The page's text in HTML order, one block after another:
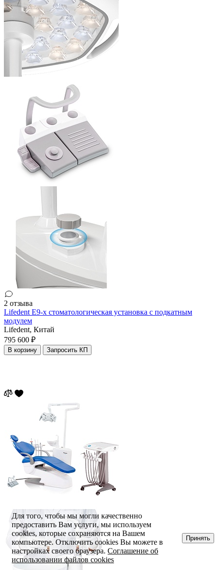
2 отзыва
Lifedent E9-x стоматологическая установка c подкатным
модулем
Lifedent, Китай
795 600 ₽
В корзину Запросить КП
Для того, чтобы мы могли качественно
предоставить Вам услуги, мы используем
cookies, которые сохраняются на Вашем
компьютере. Отключить cookies Вы можете в
настройках своего браузера.Соглашение об
использовании файлов cookies
Принять